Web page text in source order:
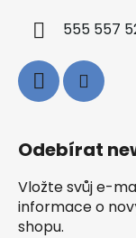
555 557
Odebírat
Vložte svůj e-
informace o
shopu.